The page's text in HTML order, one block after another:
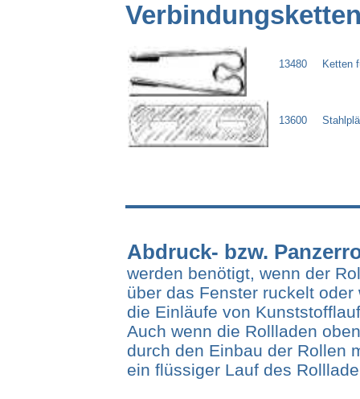
Verbindu
13480 Ketten
13600
Abdruck- bzw.
werden benötigt, wenn der
über das Fenster ruckelt oder
die Einläufe von
Auch wenn die Rollladen
durch den Einbau der Rollen
ein flüssiger Lauf des